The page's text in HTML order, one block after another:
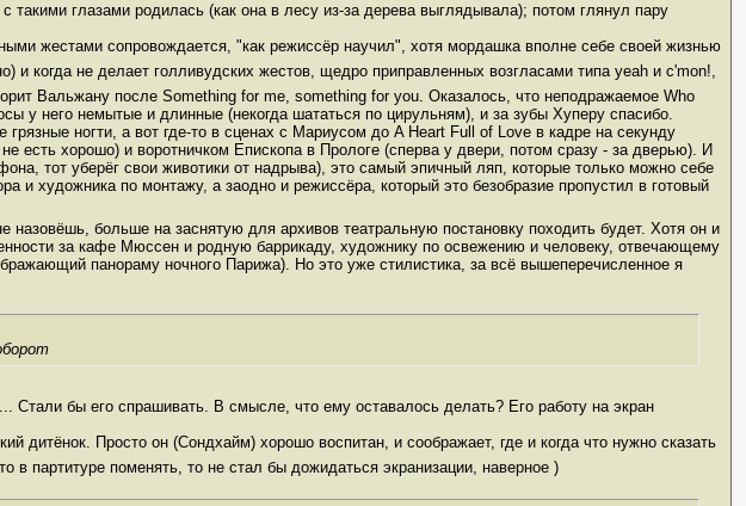
такими глазами родилась (как она в лесу из-за дерева выглядывала); потом глянул пару
жестами сопровождается, "как режиссёр научил", хотя мордашка вполне себе своей жизнью
когда не делает голливудских жестов, щедро приправленных возгласами типа yeah и c'mon!,
Вальжану после Something for me, something for you. Оказалось, что неподражаемое Who
у него немытые и длинные (некогда шататься по цирульням), и за зубы Хуперу спасибо.
ногти, а вот где-то в сценах с Мариусом до A Heart Full of Love в кадре на секунду
есть хорошо) и воротничком Епископа в Прологе (сперва у двери, потом сразу - за дверью). И
тот уберёг свои животики от надрыва), это самый эпичный ляп, которые только можно себе
и художника по монтажу, а заодно и режиссёра, который это безобразие пропустил в готовый
больше на заснятую для архивов театральную постановку походить будет. Хотя он и
за кафе Мюссен и родную баррикаду, художнику по освежению и человеку, отвечающему
панораму ночного Парижа). Но это уже стилистика, за всё вышеперечисленное я
Стали бы его спрашивать. В смысле, что ему оставалось делать? Его работу на экран
дитёнок. Просто он (Сондхайм) хорошо воспитан, и соображает, где и когда что нужно сказать
партитуре поменять, то не стал бы дожидаться экранизации, наверное )